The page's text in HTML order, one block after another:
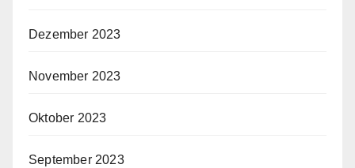
Dezember 2023
November 2023
Oktober 2023
September 2023